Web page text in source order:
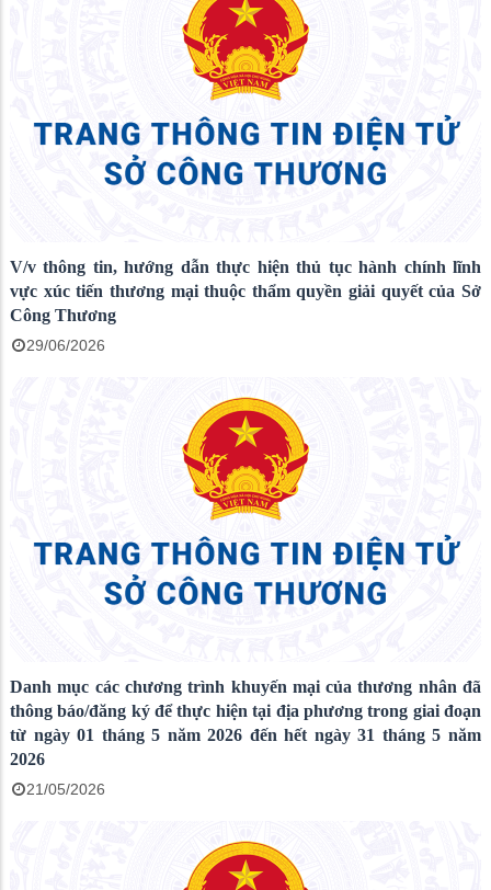
V/v thông tin, hướng dẫn thực hiện thủ tục hành chính lĩnh
vực xúc tiến thương mại thuộc thẩm quyền giải quyết của Sở
Công Thương
29/06/2026
Danh mục các chương trình khuyến mại của thương nhân đã
thông báo/đăng ký để thực hiện tại địa phương trong giai đoạn
từ ngày 01 tháng 5 năm 2026 đến hết ngày 31 tháng 5 năm
2026
21/05/2026